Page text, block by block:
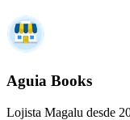
Aguia Books
Lojista Magalu desde